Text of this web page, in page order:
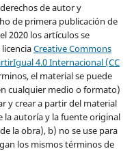
de autor y
de primera publicación de
2020 los artículos se
Creative Commons
4.0 Internacional (CC
el material se puede
cualquier medio o formato)
y crear a partir del material
la autoría y la fuente original
la obra), b) no se use para
los mismos términos de